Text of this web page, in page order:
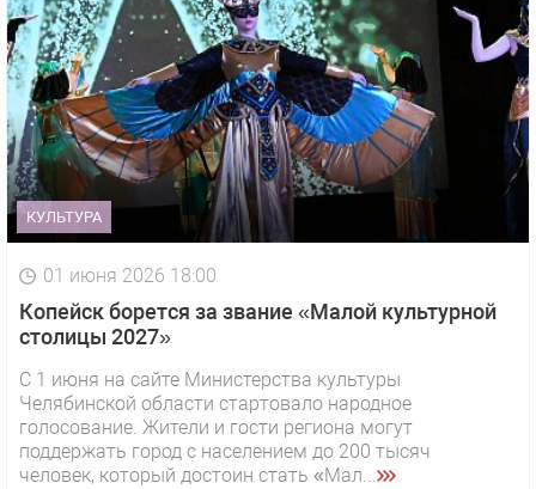
КУЛЬТУРА
01 июня 2026 18:00
Копейск борется за звание «Малой культурной
столицы 2027»
С 1 июня на сайте Министерства культуры
Челябинской области стартовало народное
голосование. Жители и гости региона могут
поддержать город с населением до 200 тысяч
человек, который достоин стать «Мал...